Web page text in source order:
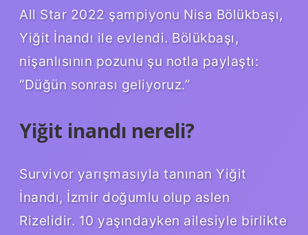
All Star 2022 şampiyonu Nisa Bölükbaşı,
Yiğit İnandı ile evlendi. Bölükbaşı,
nişanlısının pozunu şu notla paylaştı:
“Düğün sonrası geliyoruz.”
Yiğit inandı nereli?
Survivor yarışmasıyla tanınan Yiğit
İnandı, İzmir doğumlu olup aslen
Rizelidir. 10 yaşındayken ailesiyle birlikte